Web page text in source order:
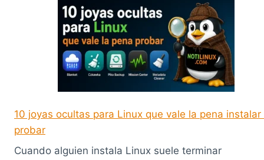
10 joyas ocultas para Linux que vale la pena instalar
probar
Cuando alguien instala Linux suele terminar